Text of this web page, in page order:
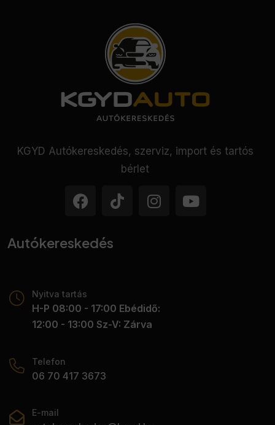
• Start-stop/motormegállító rendszer
• Tolatóradar
• Utasoldali légzsák
• ülésmagasság állítás
• Visszagurulás-gátló
• Első forgalomba helyezés Magyarországon
• Rendszeresen karbantartott
KGYD Autókereskedés, szerviz, import és tartós
bérlet
Autókereskedés
Nyitva tartás
H-P 08:00 - 17:00 Ebédidő:
12:00 - 13:00 Sz-V: Zárva
Telefon
06 70 417 3673
E-mail